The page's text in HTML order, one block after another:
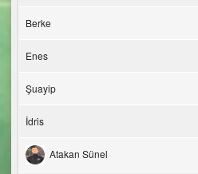
Berke
Enes
Şuayip
İdris
Atakan Sünel